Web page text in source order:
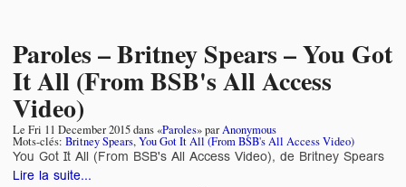
Paroles – Britney Spears – You Got
It All (From BSB's All Access
Video)
Le Fri 11 December 2015dans «Paroles» parAnonymous
Mots-clés: Britney Spears,You Got It All (From BSB's All Access Video)
You Got It All (From BSB's All Access Video), de Britney Spears
Lire la suite...